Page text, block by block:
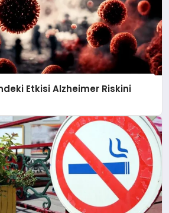
Etkisi Alzheimer Riskini